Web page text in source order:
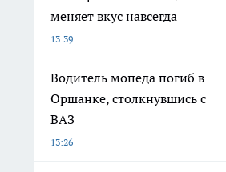
меняет вкус навсегда
13:39
Водитель мопеда погиб в
Оршанке, столкнувшись с
ВАЗ
13:26